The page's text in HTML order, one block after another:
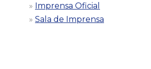
Imprensa Oficial
Sala de Imprensa